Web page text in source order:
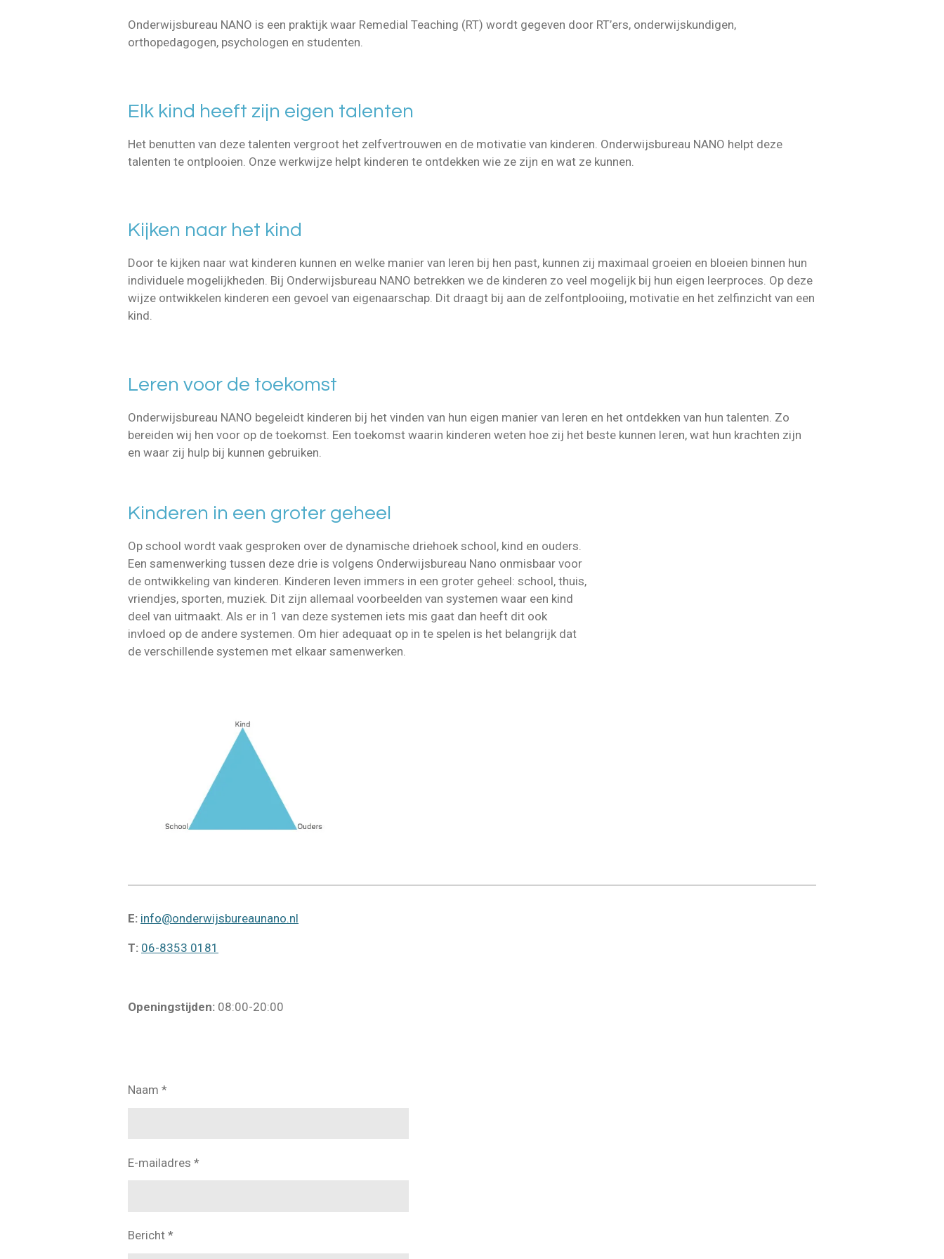
Onderwijsbureau NANO is een praktijk waar Remedial Teaching (RT) wordt gegeven door RT’ers, onderwijskundigen,
orthopedagogen, psychologen en studenten.
Elk kind heeft zijn eigen talenten
Het benutten van deze talenten vergroot het zelfvertrouwen en de motivatie van kinderen. Onderwijsbureau NANO helpt deze
talenten te ontplooien. Onze werkwijze helpt kinderen te ontdekken wie ze zijn en wat ze kunnen.
Kijken naar het kind
Door te kijken naar wat kinderen kunnen en welke manier van leren bij hen past, kunnen zij maximaal groeien en bloeien binnen hun
individuele mogelijkheden. Bij Onderwijsbureau NANO betrekken we de kinderen zo veel mogelijk bij hun eigen leerproces. Op deze
wijze ontwikkelen kinderen een gevoel van eigenaarschap. Dit draagt bij aan de zelfontplooiing, motivatie en het zelfinzicht van een
kind.
Leren voor de toekomst
Onderwijsbureau NANO begeleidt kinderen bij het vinden van hun eigen manier van leren en het ontdekken van hun talenten. Zo
bereiden wij hen voor op de toekomst. Een toekomst waarin kinderen weten hoe zij het beste kunnen leren, wat hun krachten zijn
en waar zij hulp bij kunnen gebruiken.
Kinderen in een groter geheel
Op school wordt vaak gesproken over de dynamische driehoek school, kind en ouders.
Een samenwerking tussen deze drie is volgens Onderwijsbureau Nano onmisbaar voor
de ontwikkeling van kinderen. Kinderen leven immers in een groter geheel: school, thuis,
vriendjes, sporten, muziek. Dit zijn allemaal voorbeelden van systemen waar een kind
deel van uitmaakt. Als er in 1 van deze systemen iets mis gaat dan heeft dit ook
invloed op de andere systemen. Om hier adequaat op in te spelen is het belangrijk dat
de verschillende systemen met elkaar samenwerken.
E: info@onderwijsbureaunano.nl
T: 06-8353 0181
Openingstijden: 08:00-20:00
Naam *
E-mailadres *
Bericht *